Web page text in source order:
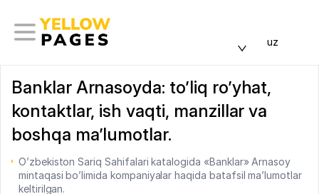
uz
Banklar Arnasoyda: to’liq ro’yhat,
kontaktlar, ish vaqti, manzillar va
boshqa ma’lumotlar.
O’zbekiston Sariq Sahifalari katalogida «Banklar» Arnasoy
mintaqasi bo’limida kompaniyalar haqida batafsil ma’lumotlar
keltirilgan.